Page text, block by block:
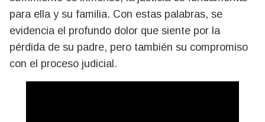
para ella y su familia. Con estas palabras, se
evidencia el profundo dolor que siente por la
pérdida de su padre, pero también su compromiso
con el proceso judicial.